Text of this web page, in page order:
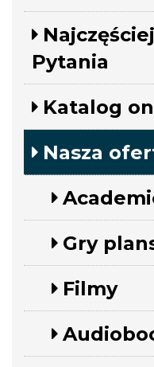
Pytania
Katalog
Nasza
Gry
Filmy